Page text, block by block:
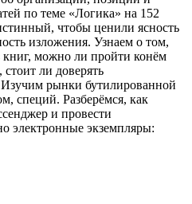
по теме «Логика» на 152
чтобы ценили ясность
изложения. Узнаем о том,
книг, можно ли пройти конём
ли доверять
Изучим рынки бутилированной
специй. Разберёмся, как
и провести
электронные экземпляры: